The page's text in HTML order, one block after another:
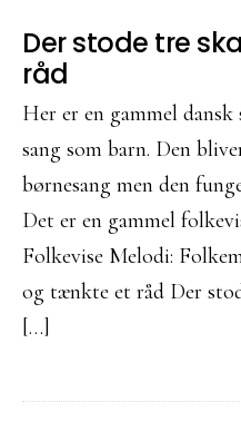
Der stode tre
råd
Her er en gammel dansk
sang som barn. Den
børnesang men den
Det er en gammel
Folkevise Melodi:
og tænkte et råd Der
[…]